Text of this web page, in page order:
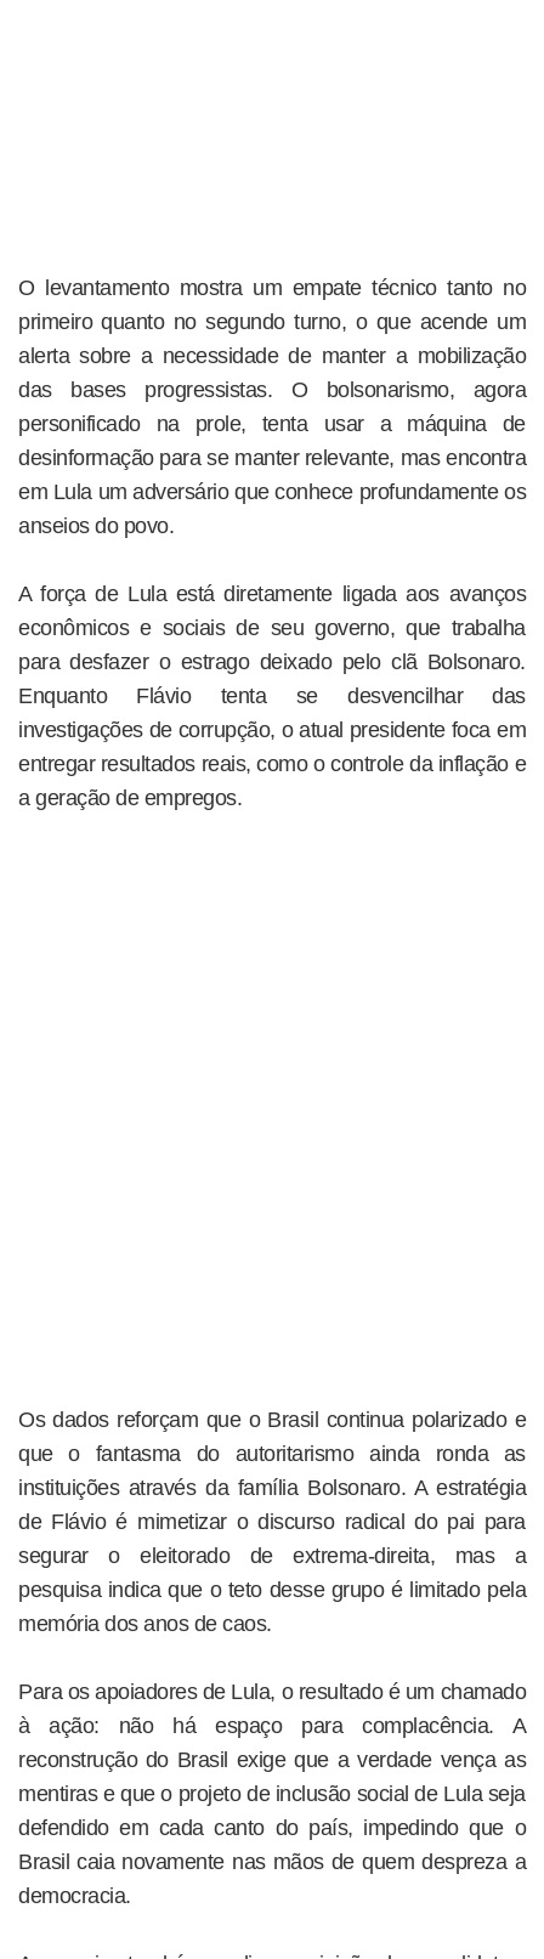
O levantamento mostra um empate técnico tanto no
primeiro quanto no segundo turno, o que acende um
alerta sobre a necessidade de manter a mobilização
das bases progressistas. O bolsonarismo, agora
personificado na prole, tenta usar a máquina de
desinformação para se manter relevante, mas encontra
em Lula um adversário que conhece profundamente os
anseios do povo.
A força de Lula está diretamente ligada aos avanços
econômicos e sociais de seu governo, que trabalha
para desfazer o estrago deixado pelo clã Bolsonaro.
Enquanto Flávio tenta se desvencilhar das
investigações de corrupção, o atual presidente foca em
entregar resultados reais, como o controle da inflação e
a geração de empregos.
Os dados reforçam que o Brasil continua polarizado e
que o fantasma do autoritarismo ainda ronda as
instituições através da família Bolsonaro. A estratégia
de Flávio é mimetizar o discurso radical do pai para
segurar o eleitorado de extrema-direita, mas a
pesquisa indica que o teto desse grupo é limitado pela
memória dos anos de caos.
Para os apoiadores de Lula, o resultado é um chamado
à ação: não há espaço para complacência. A
reconstrução do Brasil exige que a verdade vença as
mentiras e que o projeto de inclusão social de Lula seja
defendido em cada canto do país, impedindo que o
Brasil caia novamente nas mãos de quem despreza a
democracia.